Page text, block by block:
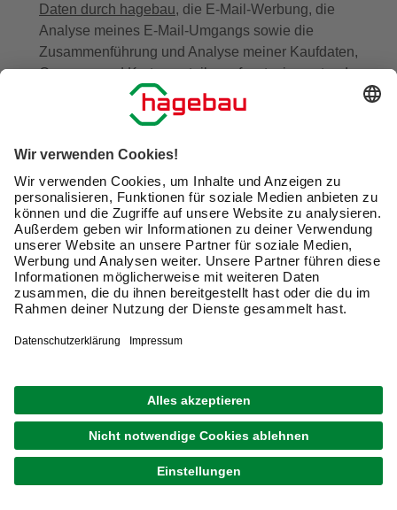
Daten durch hagebau, die E-Mail-Werbung, die
Analyse meines E-Mail-Umgangs sowie die
Zusammenführung und Analyse meiner Kaufdaten,
Coupons und Kartenvorteile umfasst, einverstanden.
Mein Einverständnis kann ich jederzeit widerrufen.
Nach Bestätigung meines Einverständnisses erhalte
Bitte beachte auch unsereDatenschutzhinweise
JETZT ANMELDEN